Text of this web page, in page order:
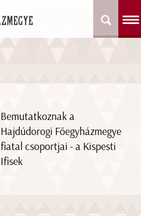
Bemutatkoznak a
Hajdúdorogi Főegyházmegye
fiatal csoportjai - a Kispesti
Ifisek